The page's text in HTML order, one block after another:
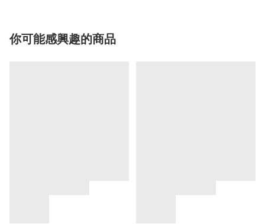
你可能感興趣的商品